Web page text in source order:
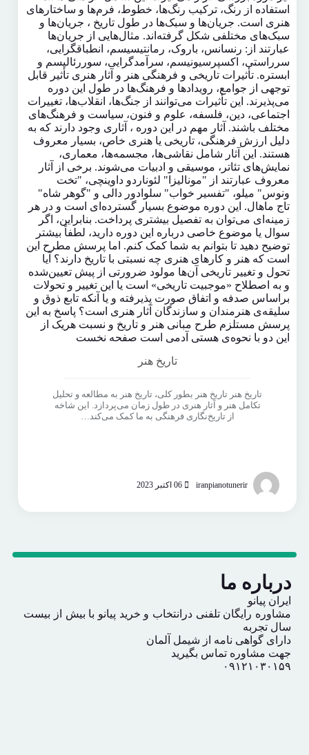
تاریخ هنر
تاریخ هنر تاریخ هنر بطور کلی، تاریخ هنر به مطالعه و تحلیل
تکامل هنر و آثار هنری در طول زمان می‌پردازد. این شاخه
از تاریخ‌نگاری فرهنگی به ما کمک می‌کند…
iranpianotunerir
درباره ما
ایران پیانو
مشاوره رایگان تلفنی درانتخاب و خرید پیانو با بیش از بیست
سال تجربه
دارای گواهی نامه از شیمل آلمان
جهت مشاوره تماس بگیرید
۰۹۱۲۱۰۳۰۱۵۹